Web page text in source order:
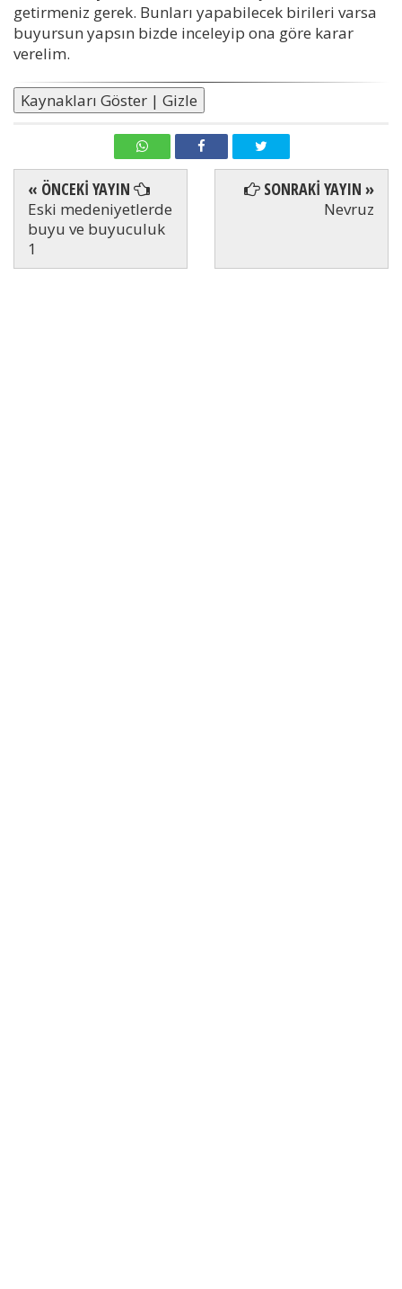
getirmeniz gerek. Bunları yapabilecek birileri varsa
buyursun yapsın bizde inceleyip ona göre karar
verelim.
Kaynakları Göster | Gizle
« ÖNCEKİ YAYIN
Eski medeniyetlerde
buyu ve buyuculuk
1
SONRAKİ YAYIN »
Nevruz